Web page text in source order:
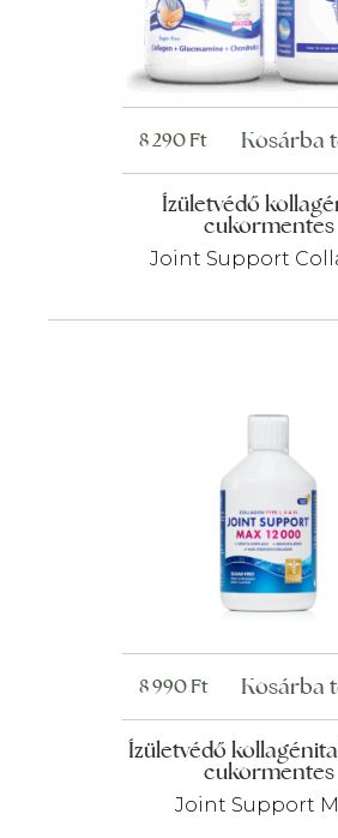
Ízületvédő
cukormentes
Joint Support
8 290Ft Kosárba
Ízületvédő
cukormentes
Joint Support
8 990Ft Kosárba